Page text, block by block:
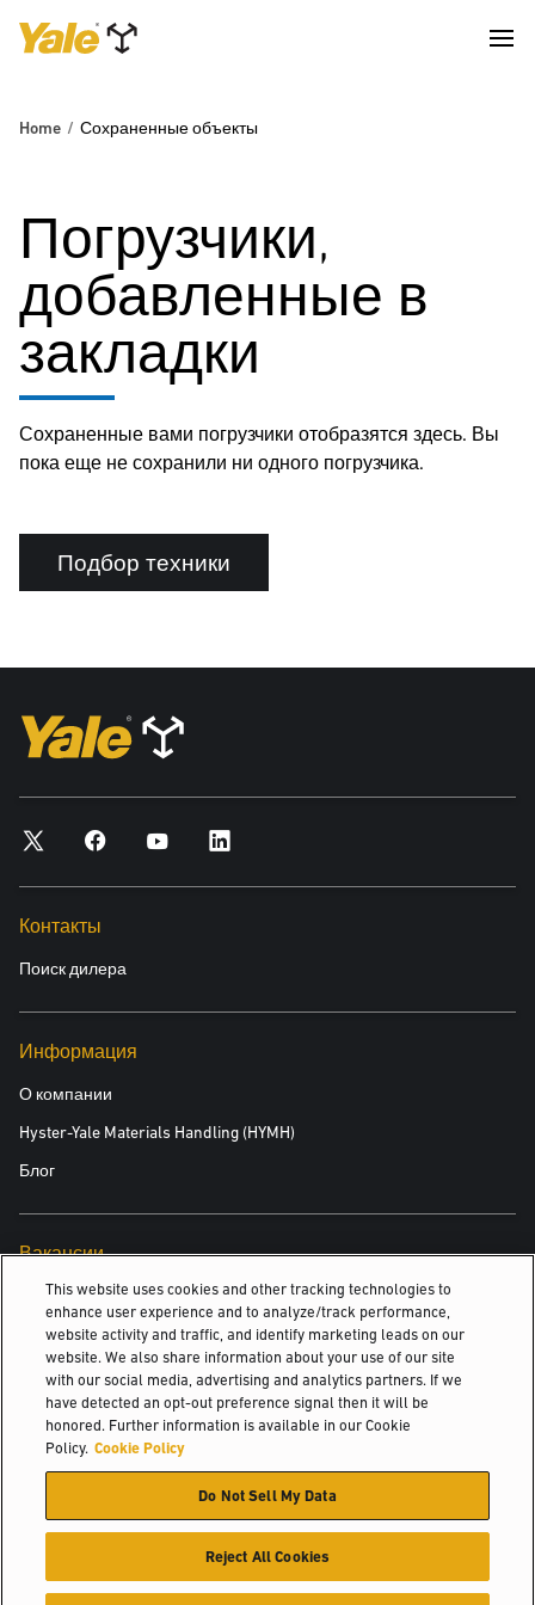
Home Сохраненные объекты
Погрузчики,
добавленные в
закладки
Сохраненные вами погрузчики отобразятся здесь. Вы
пока еще не сохранили ни одного погрузчика.
Подбор техники
Контакты
Поиск дилера
Информация
О компании
Hyster-Yale Materials Handling (HYMH)
Блог
Вакансии
Вакансии
© 2026 Hyster-Yale Materials Handling, Inc., all rights reserved.
Политика конфиденциальности
Политика допустимого использования
Условия пользования сайтом
Политика в отношении файлов Cookie
This website uses cookies and other tracking technologies to
enhance user experience and to analyze/track performance,
website activity and traffic, and identify marketing leads on our
website. We also share information about your use of our site
with our social media, advertising and analytics partners. If we
have detected an opt-out preference signal then it will be
honored. Further information is available in our Cookie
Policy. Cookie Policy
Do Not Sell My Data
Reject All Cookies